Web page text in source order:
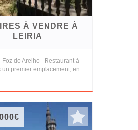
À VENDRE À
LEIRIA
Foz do Arelho - Restaurant à
un premier emplacement, en